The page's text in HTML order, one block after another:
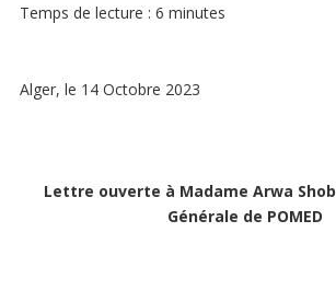
Temps de lecture : 6 minutes
Alger, le 14 Octobre 2023
Lettre ouverte à Madame Arwa
Générale de POMED